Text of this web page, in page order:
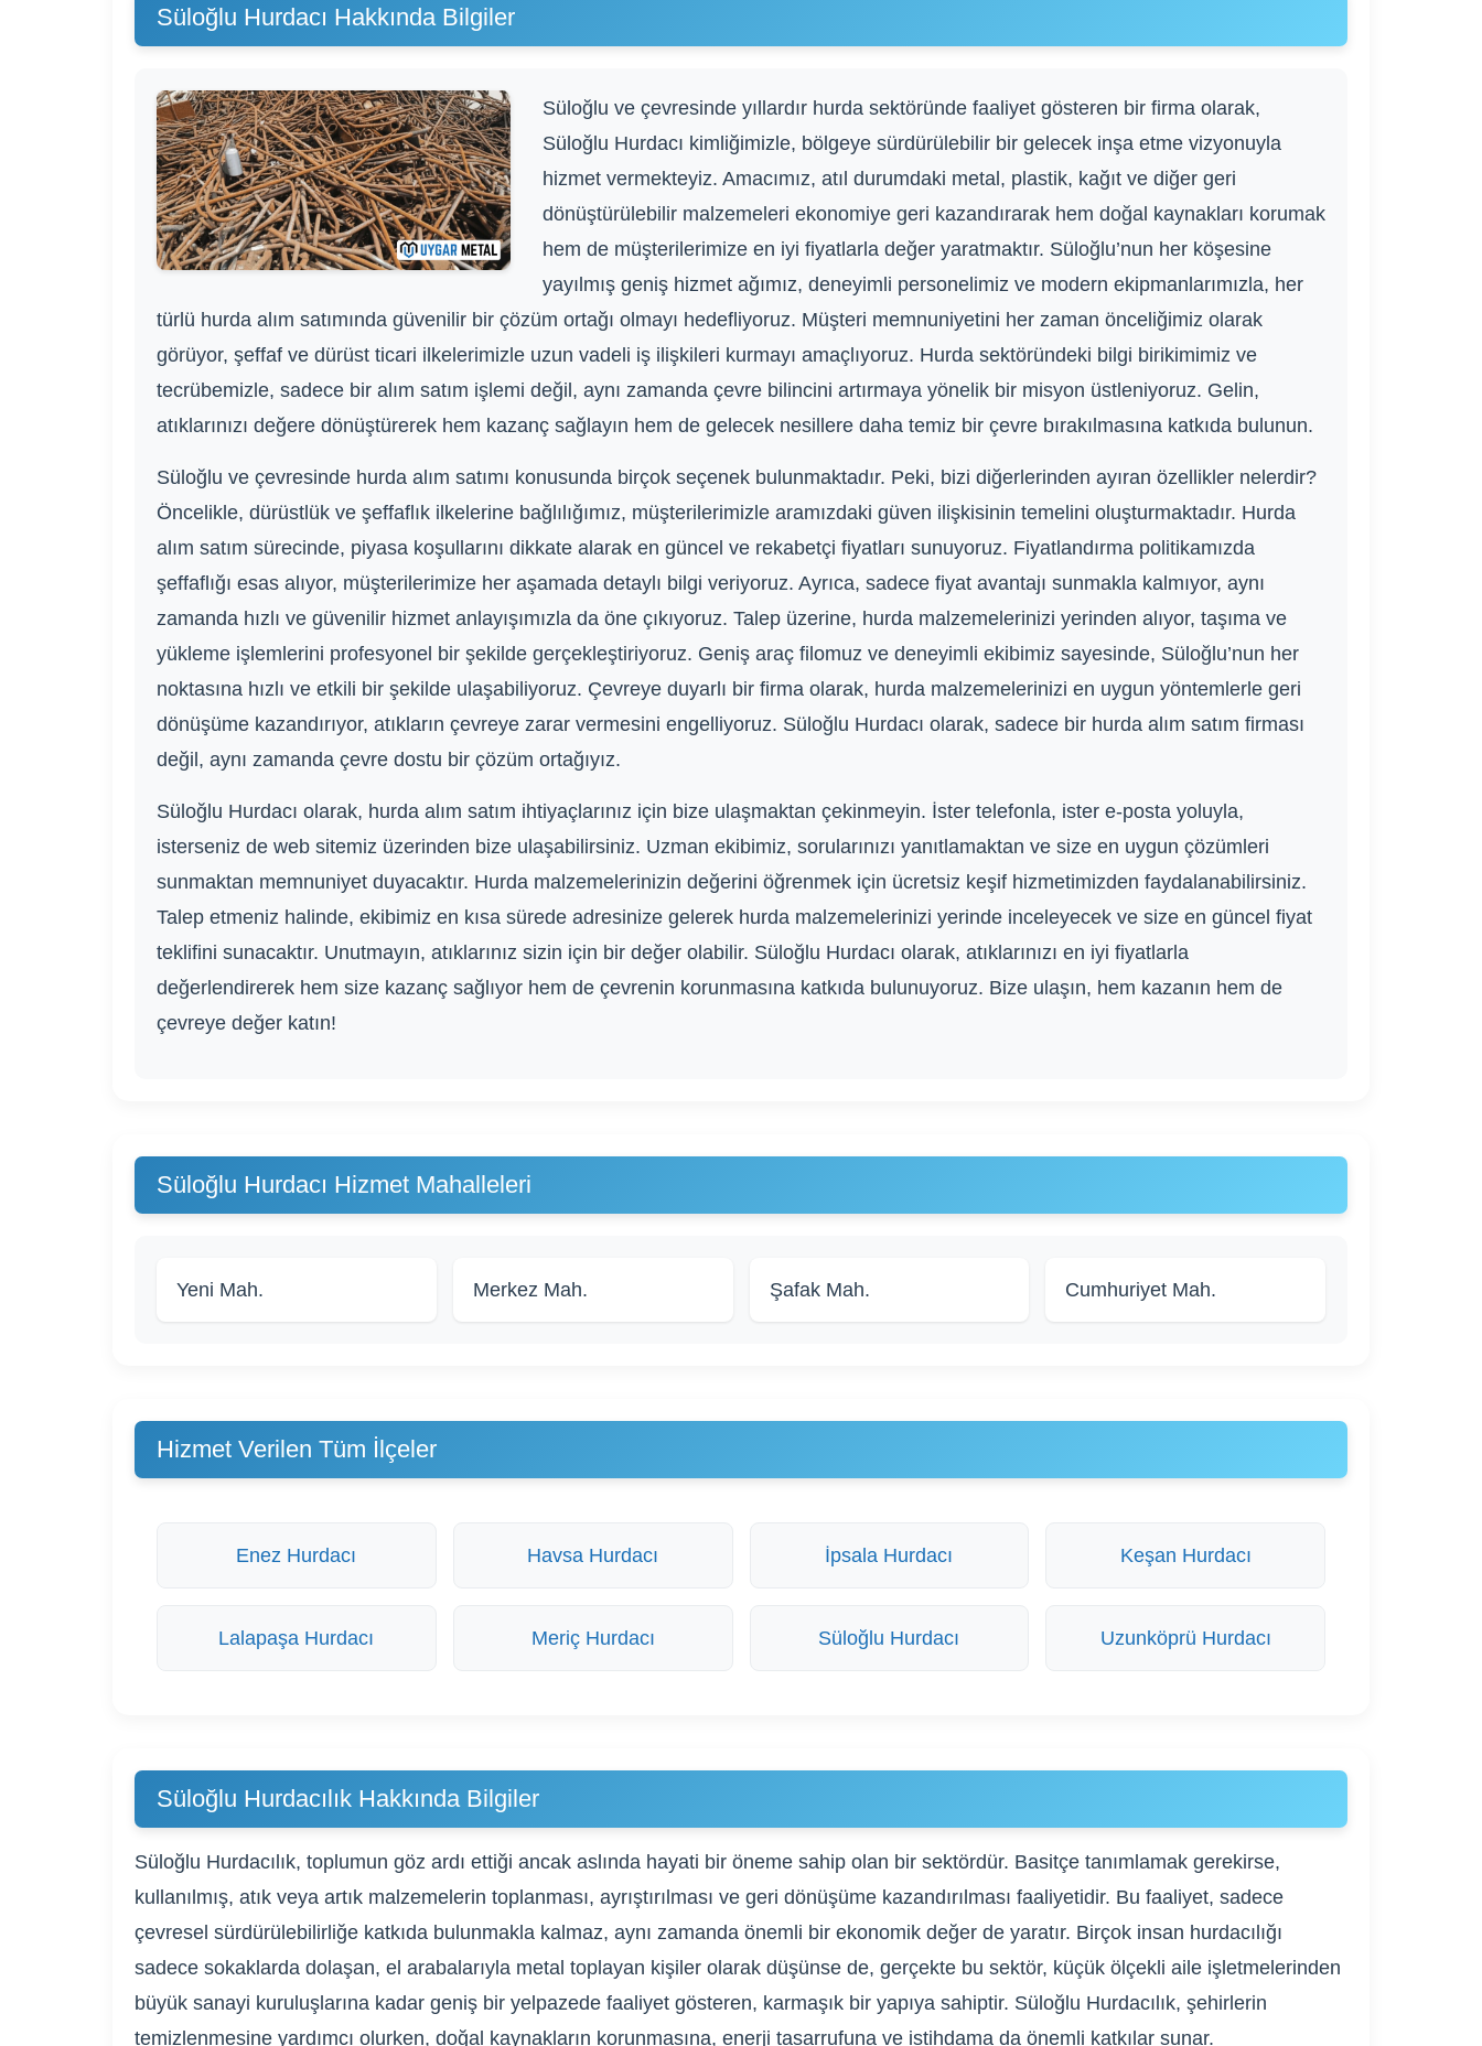
Süloğlu Hurdacı Hakkında Bilgiler
Süloğlu ve çevresinde yıllardır hurda sektöründe faaliyet gösteren bir firma olarak,
Süloğlu Hurdacı kimliğimizle, bölgeye sürdürülebilir bir gelecek inşa etme vizyonuyla
hizmet vermekteyiz. Amacımız, atıl durumdaki metal, plastik, kağıt ve diğer geri
dönüştürülebilir malzemeleri ekonomiye geri kazandırarak hem doğal kaynakları korumak
hem de müşterilerimize en iyi fiyatlarla değer yaratmaktır. Süloğlu’nun her köşesine
yayılmış geniş hizmet ağımız, deneyimli personelimiz ve modern ekipmanlarımızla, her
türlü hurda alım satımında güvenilir bir çözüm ortağı olmayı hedefliyoruz. Müşteri memnuniyetini her zaman önceliğimiz olarak
görüyor, şeffaf ve dürüst ticari ilkelerimizle uzun vadeli iş ilişkileri kurmayı amaçlıyoruz. Hurda sektöründeki bilgi birikimimiz ve
tecrübemizle, sadece bir alım satım işlemi değil, aynı zamanda çevre bilincini artırmaya yönelik bir misyon üstleniyoruz. Gelin,
atıklarınızı değere dönüştürerek hem kazanç sağlayın hem de gelecek nesillere daha temiz bir çevre bırakılmasına katkıda bulunun.
Süloğlu ve çevresinde hurda alım satımı konusunda birçok seçenek bulunmaktadır. Peki, bizi diğerlerinden ayıran özellikler nelerdir?
Öncelikle, dürüstlük ve şeffaflık ilkelerine bağlılığımız, müşterilerimizle aramızdaki güven ilişkisinin temelini oluşturmaktadır. Hurda
alım satım sürecinde, piyasa koşullarını dikkate alarak en güncel ve rekabetçi fiyatları sunuyoruz. Fiyatlandırma politikamızda
şeffaflığı esas alıyor, müşterilerimize her aşamada detaylı bilgi veriyoruz. Ayrıca, sadece fiyat avantajı sunmakla kalmıyor, aynı
zamanda hızlı ve güvenilir hizmet anlayışımızla da öne çıkıyoruz. Talep üzerine, hurda malzemelerinizi yerinden alıyor, taşıma ve
yükleme işlemlerini profesyonel bir şekilde gerçekleştiriyoruz. Geniş araç filomuz ve deneyimli ekibimiz sayesinde, Süloğlu’nun her
noktasına hızlı ve etkili bir şekilde ulaşabiliyoruz. Çevreye duyarlı bir firma olarak, hurda malzemelerinizi en uygun yöntemlerle geri
dönüşüme kazandırıyor, atıkların çevreye zarar vermesini engelliyoruz. Süloğlu Hurdacı olarak, sadece bir hurda alım satım firması
değil, aynı zamanda çevre dostu bir çözüm ortağıyız.
Süloğlu Hurdacı olarak, hurda alım satım ihtiyaçlarınız için bize ulaşmaktan çekinmeyin. İster telefonla, ister e-posta yoluyla,
isterseniz de web sitemiz üzerinden bize ulaşabilirsiniz. Uzman ekibimiz, sorularınızı yanıtlamaktan ve size en uygun çözümleri
sunmaktan memnuniyet duyacaktır. Hurda malzemelerinizin değerini öğrenmek için ücretsiz keşif hizmetimizden faydalanabilirsiniz.
Talep etmeniz halinde, ekibimiz en kısa sürede adresinize gelerek hurda malzemelerinizi yerinde inceleyecek ve size en güncel fiyat
teklifini sunacaktır. Unutmayın, atıklarınız sizin için bir değer olabilir. Süloğlu Hurdacı olarak, atıklarınızı en iyi fiyatlarla
değerlendirerek hem size kazanç sağlıyor hem de çevrenin korunmasına katkıda bulunuyoruz. Bize ulaşın, hem kazanın hem de
çevreye değer katın!
Süloğlu Hurdacı Hizmet Mahalleleri
Yeni Mah. Merkez Mah. Şafak Mah. Cumhuriyet Mah.
Hizmet Verilen Tüm İlçeler
Enez Hurdacı Havsa Hurdacı İpsala Hurdacı Keşan Hurdacı
Lalapaşa Hurdacı Meriç Hurdacı Süloğlu Hurdacı Uzunköprü Hurdacı
Süloğlu Hurdacılık Hakkında Bilgiler
Süloğlu Hurdacılık, toplumun göz ardı ettiği ancak aslında hayati bir öneme sahip olan bir sektördür. Basitçe tanımlamak gerekirse,
kullanılmış, atık veya artık malzemelerin toplanması, ayrıştırılması ve geri dönüşüme kazandırılması faaliyetidir. Bu faaliyet, sadece
çevresel sürdürülebilirliğe katkıda bulunmakla kalmaz, aynı zamanda önemli bir ekonomik değer de yaratır. Birçok insan hurdacılığı
sadece sokaklarda dolaşan, el arabalarıyla metal toplayan kişiler olarak düşünse de, gerçekte bu sektör, küçük ölçekli aile işletmelerinden
büyük sanayi kuruluşlarına kadar geniş bir yelpazede faaliyet gösteren, karmaşık bir yapıya sahiptir. Süloğlu Hurdacılık, şehirlerin
temizlenmesine yardımcı olurken, doğal kaynakların korunmasına, enerji tasarrufuna ve istihdama da önemli katkılar sunar.